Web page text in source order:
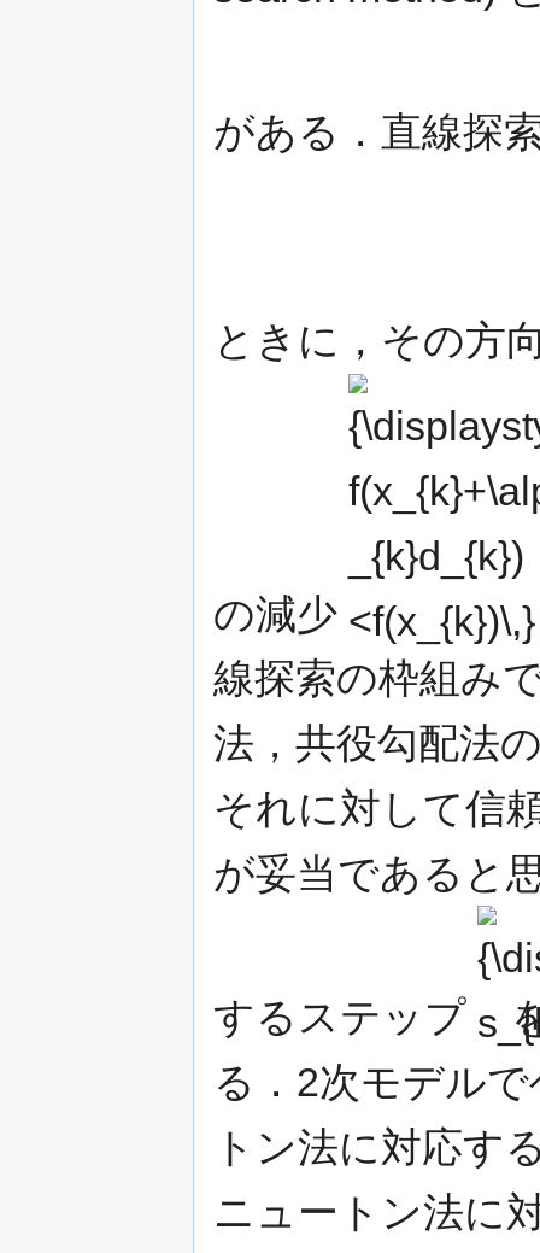
がある．直線探
ときに，その方
の減少
{\displaystyle
f(x_{k}+\alpha
_{k}d_{k})
線探索の枠組み
法，共役勾配法
それに対して信
が妥当であると
するステップ
s_{k}\,}
る．2次モデル
トン法に対応す
ニュートン法に